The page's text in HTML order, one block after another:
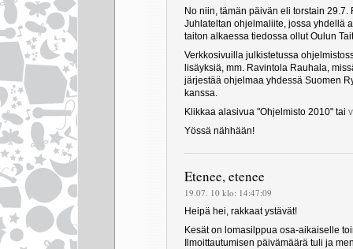
No niin, tämän päivän eli torstain
Juhlateltan ohjelmaliite, jossa yhdellä
taiton alkaessa tiedossa ollut Oulun
Verkkosivuilla julkistetussa
lisäyksiä, mm. Ravintola Rauhala,
järjestää ohjelmaa yhdessä Suomen
kanssa.
Klikkaa alasivua "Ohjelmisto 2010" tai
Yössä nähhään!
Etenee, etenee
19.07. 10 klo: 14:47:09
Heipä hei, rakkaat ystävät!
Kesät on lomasilppua osa-aikaiselle
Ilmoittautumisen päivämäärä tuli ja